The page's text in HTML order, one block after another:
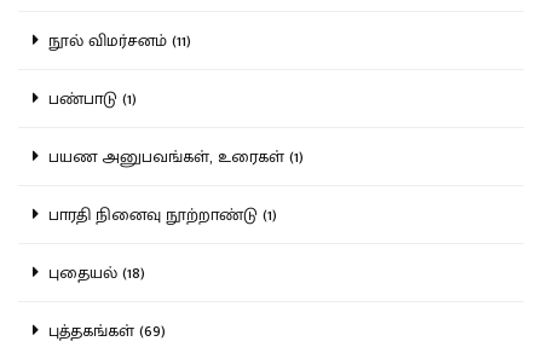
நூல் விமர்சனம் (11)
பண்பாடு (1)
பயண அனுபவங்கள், உரைகள் (1)
பாரதி நினைவு நூற்றாண்டு (1)
புதையல் (18)
புத்தகங்கள் (69)